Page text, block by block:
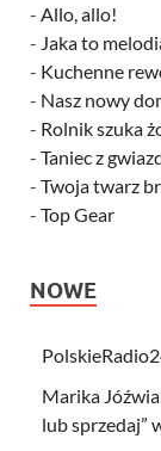
- Allo, allo!
- Jaka to
- Kuchenne
- Nasz nowy
- Rolnik szuka
- Taniec z
- Twoja twarz
- Top Gear
NOWE
Marika
lub sprzedaj”